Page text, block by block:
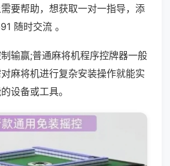
要帮助，想获取一对一指导，添
随时交流 。
输赢;普通麻将机程序控牌器一般
麻将机进行复杂安装操作就能实
设备或工具。